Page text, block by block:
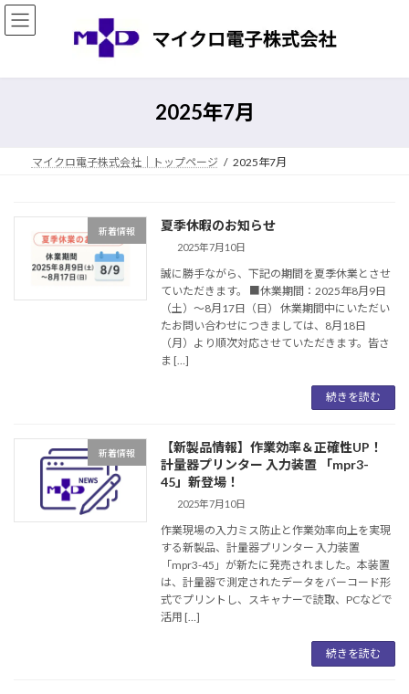
コ
ン
ナ
ビ
2025年7月
マイクロ電子株式会社｜トップページ 2025年7月
新着情報 夏季休暇のお知らせ
2025年7月10日
誠に勝手ながら、下記の期間を夏季休業とさせ
ていただきます。 ■休業期間：2025年8月9日
（土）～8月17日（日） 休業期間中にいただい
たお問い合わせにつきましては、8月18日
（月）より順次対応させていただきます。皆さ
ま […]
続きを読む
新着情報
【新製品情報】作業効率＆正確性UP！
計量器プリンター 入力装置 「mpr3-
45」新登場！
2025年7月10日
作業現場の入力ミス防止と作業効率向上を実現
する新製品、計量器プリンター 入力装置
「mpr3-45」が新たに発売されました。本装置
は、計量器で測定されたデータをバーコード形
式でプリントし、スキャナーで読取、PCなどで
活用 […]
続きを読む